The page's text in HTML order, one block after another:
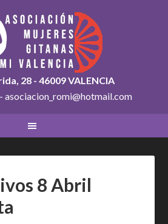
28 - 46009 VALENCIA
asociacion_romi@hotmail.com
8 Abril